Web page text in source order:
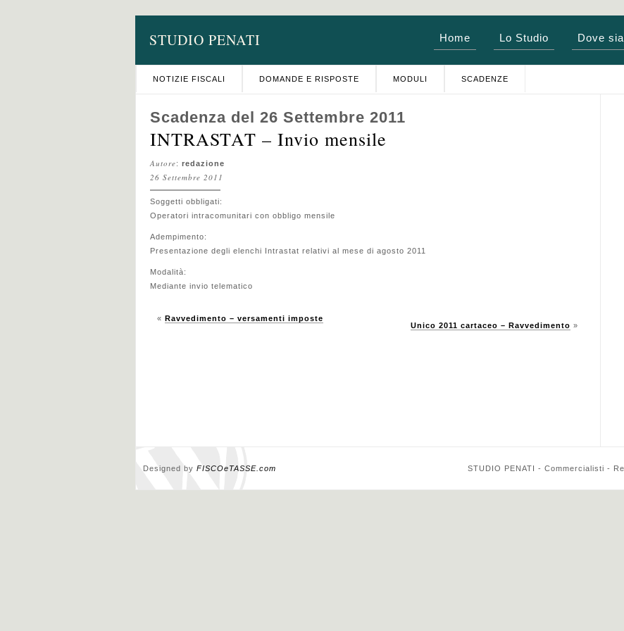
STUDIO PENATI Home Lo Studio Dove
NOTIZIE FISCALI DOMANDE E RISPOSTE MODULI SCADENZE
Scadenza del 26 Settembre 2011
INTRASTAT – Invio mensile
Autore: redazione
26 Settembre 2011
Soggetti obbligati:
Operatori intracomunitari con obbligo mensile
Adempimento:
Presentazione degli elenchi Intrastat relativi al mese di agosto 2011
Modalità:
Mediante invio telematico
« Ravvedimento – versamenti imposte
Unico 2011 cartaceo – Ravvedimento »
Designed by FISCOeTASSE.com STUDIO PENATI - Commercialisti -